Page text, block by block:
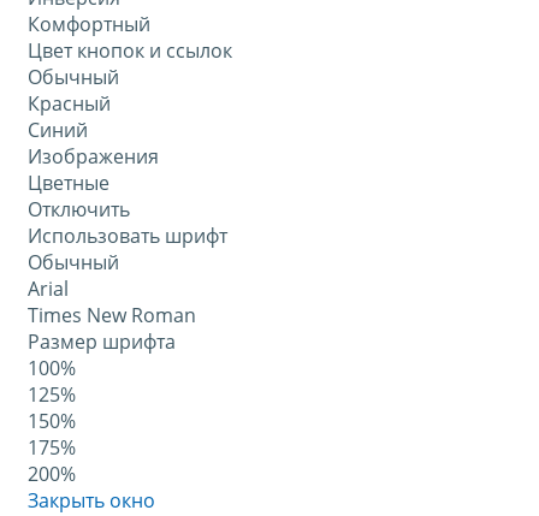
Комфортный
Цвет кнопок и ссылок
Обычный
Красный
Синий
Изображения
Цветные
Отключить
Использовать шрифт
Обычный
Arial
Times New Roman
Размер шрифта
100%
125%
150%
175%
200%
Закрыть окно